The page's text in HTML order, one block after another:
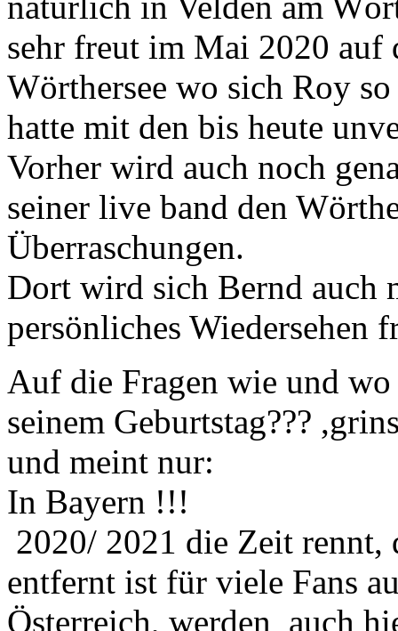
sehr freut im Mai 2020 auf
Wörthersee wo sich Roy
hatte mit den bis heute
Vorher wird auch noch
seiner live band den
Überraschungen.
Dort wird sich Bernd auch
persönliches Wiedersehen
Auf die Fragen wie und
seinem Geburtstag???
und meint nur:
In Bayern !!!
2020/ 2021 die Zeit
entfernt ist für viele Fans
Österreich, werden auch